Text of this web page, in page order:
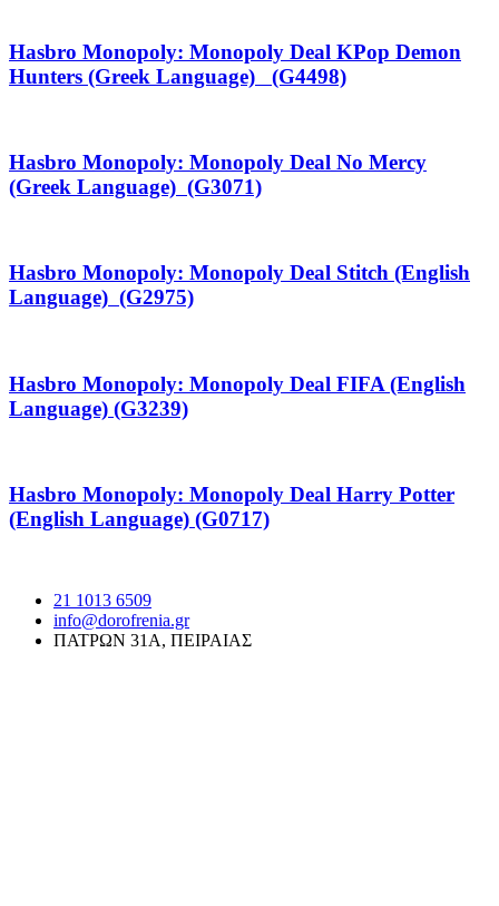
Hasbro Monopoly: Monopoly Deal KPop Demon
Hunters (Greek Language) (G4498)
Hasbro Monopoly: Monopoly Deal No Mercy
(Greek Language) (G3071)
Hasbro Monopoly: Monopoly Deal Stitch (English
Language) (G2975)
Hasbro Monopoly: Monopoly Deal FIFA (English
Language) (G3239)
Hasbro Monopoly: Monopoly Deal Harry Potter
(English Language) (G0717)
21 1013 6509
info@dorofrenia.gr
ΠΑΤΡΩΝ 31Α, ΠΕΙΡΑΙΑΣ